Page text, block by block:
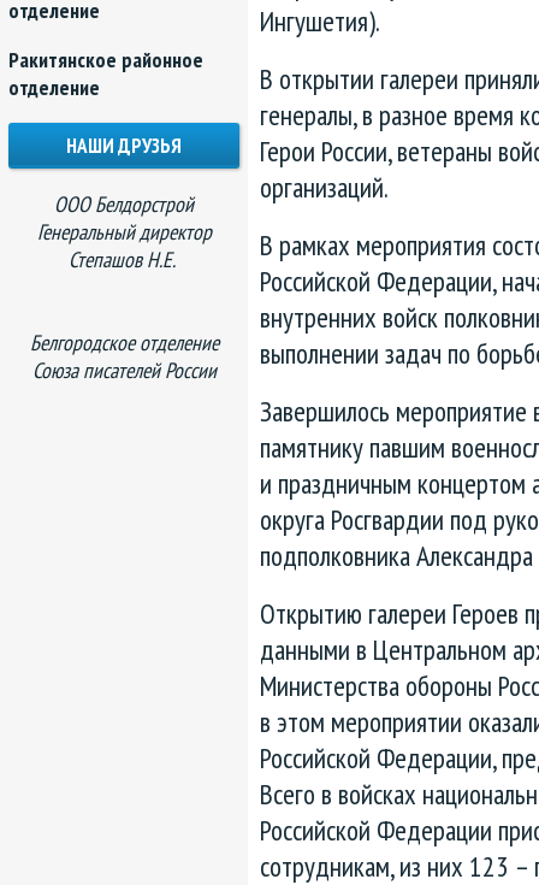
Ингушетия).
В открытии галереи
генералы, в разное время
Герои России, ветераны
организаций.
В рамках мероприятия
Российской Федерации,
внутренних войск
выполнении задач по
Завершилось
памятнику павшим
и праздничным концертом
округа Росгвардии под
подполковника
Открытию галереи Героев
данными в Центральном
Министерства обороны
в этом мероприятии
Российской Федерации,
Всего в войсках
Российской Федерации
сотрудникам, из них 123
отделение
Ракитянское районное
отделение
НАШИ ДРУЗЬЯ
ООО Белдорстрой
Генеральный директор
Степашов Н.Е.
Белгородское отделение
Союза писателей России